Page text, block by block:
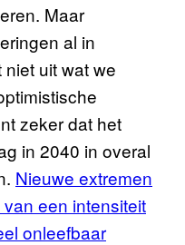
Maar
al in
uit wat we
zeker dat het
in 2040 in overal
Nieuwe extremen
een intensiteit
onleefbaar